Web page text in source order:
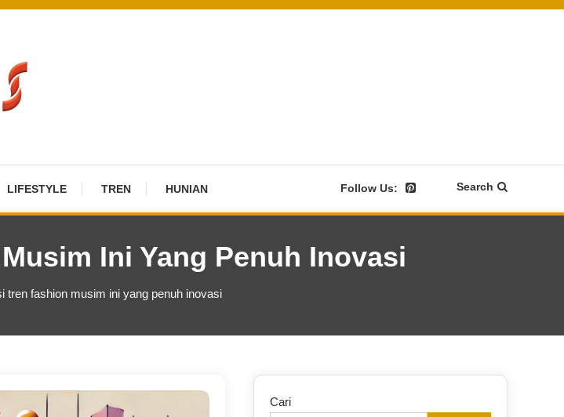
LIFESTYLE TREN HUNIAN Follow Us: Search
Ini Yang Penuh Inovasi
tren fashion musim ini yang penuh inovasi
Cari